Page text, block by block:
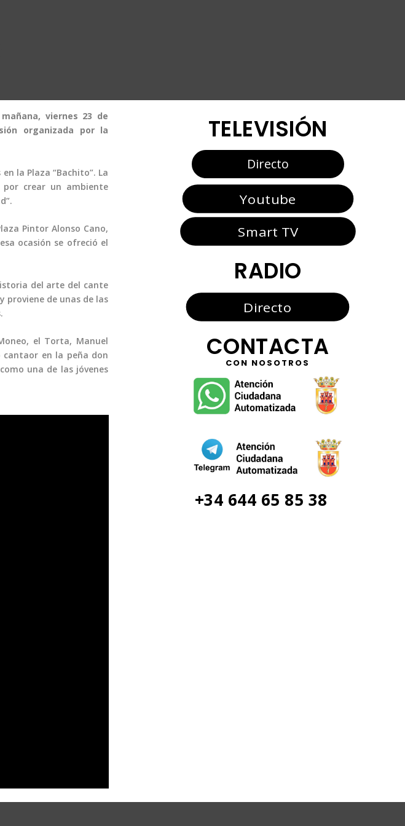
viernes 23 de
organizada por la
la Plaza “Bachito”. La
por crear un ambiente
Pintor Alonso Cano,
ocasión se ofreció el
del arte del cante
proviene de unas de las
el Torta, Manuel
cantaor en la peña don
una de las jóvenes
TELEVISIÓN
Directo
Youtube
Smart TV
RADIO
Directo
CONTACTA
CON NOSOTROS
+34 644 65 85 38